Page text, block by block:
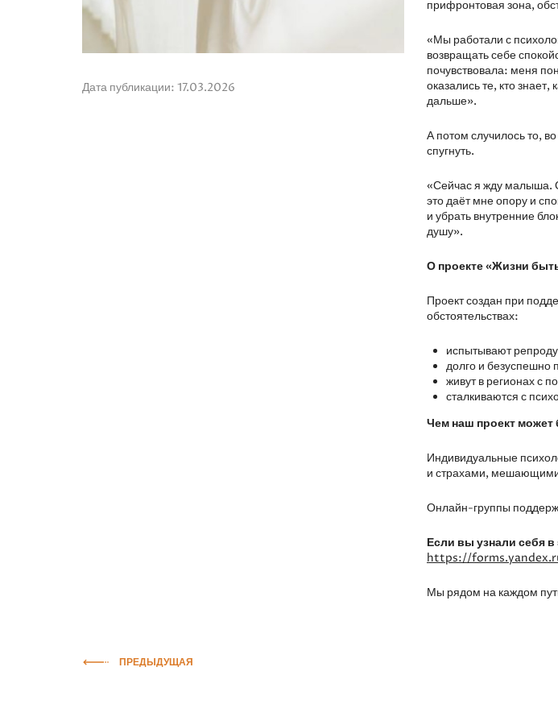
Дата публикации: 17.03.2026
прифронтовая зона,
«Мы работали с
возвращать себе
почувствовала: меня
оказались те, кто
дальше».
А потом случилось то,
спугнуть.
«Сейчас я жду малыша.
это даёт мне опору и
и убрать внутренние
душу».
О проекте «Жизни
Проект создан при
обстоятельствах:
испытывают
долго и безуспешно
живут в регионах с
сталкиваются с
Чем наш проект может
Индивидуальные
и страхами,
Онлайн-группы
Если вы узнали себя в
https://
Мы рядом на каждом
ПРЕДЫДУЩАЯ